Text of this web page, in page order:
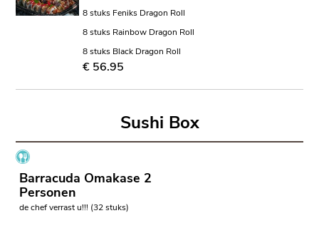
8 stuks Feniks Dragon Roll
8 stuks Rainbow Dragon Roll
8 stuks Black Dragon Roll
€ 56.95
Sushi Box
Barracuda Omakase 2
Personen
de chef verrast u!!! (32 stuks)